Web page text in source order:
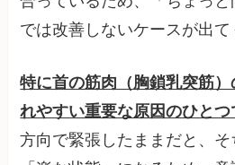
では改善しないケースが出て
特に首の筋肉（胸鎖乳突筋
れやすい重要な原因のひとつ
方向で緊張したままだと、